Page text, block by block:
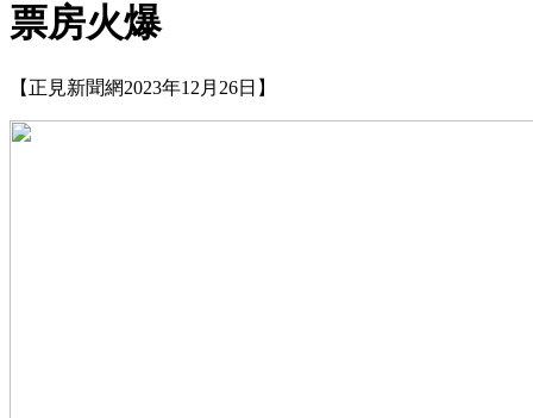
票房火爆
【正見新聞網2023年12月26日】